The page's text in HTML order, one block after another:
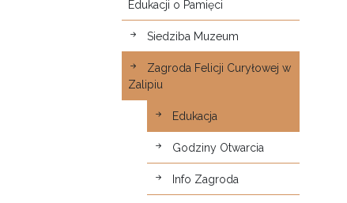
Edukacji o Pamięci
Siedziba Muzeum
Zagroda Felicji Curyłowej w
Zalipiu
Edukacja
Godziny Otwarcia
Info Zagroda